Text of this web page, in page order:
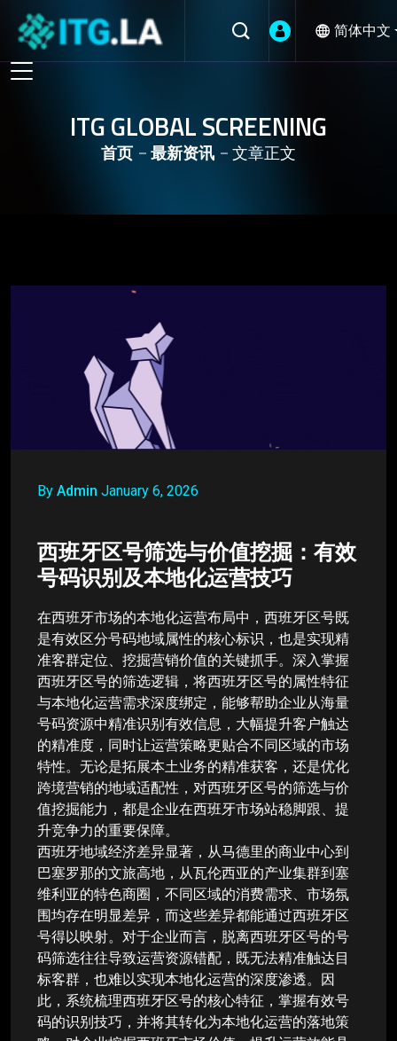
简体中文
ITG GLOBAL SCREENING
首页 最新资讯 文章正文
By Admin January 6, 2026
西班牙区号筛选与价值挖掘：有效
号码识别及本地化运营技巧
在西班牙市场的本地化运营布局中，西班牙区号既
是有效区分号码地域属性的核心标识，也是实现精
准客群定位、挖掘营销价值的关键抓手。深入掌握
西班牙区号的筛选逻辑，将西班牙区号的属性特征
与本地化运营需求深度绑定，能够帮助企业从海量
号码资源中精准识别有效信息，大幅提升客户触达
的精准度，同时让运营策略更贴合不同区域的市场
特性。无论是拓展本土业务的精准获客，还是优化
跨境营销的地域适配性，对西班牙区号的筛选与价
值挖掘能力，都是企业在西班牙市场站稳脚跟、提
升竞争力的重要保障。
西班牙地域经济差异显著，从马德里的商业中心到
巴塞罗那的文旅高地，从瓦伦西亚的产业集群到塞
维利亚的特色商圈，不同区域的消费需求、市场氛
围均存在明显差异，而这些差异都能通过西班牙区
号得以映射。对于企业而言，脱离西班牙区号的号
码筛选往往导致运营资源错配，既无法精准触达目
标客群，也难以实现本地化运营的深度渗透。因
此，系统梳理西班牙区号的核心特征，掌握有效号
码的识别技巧，并将其转化为本地化运营的落地策